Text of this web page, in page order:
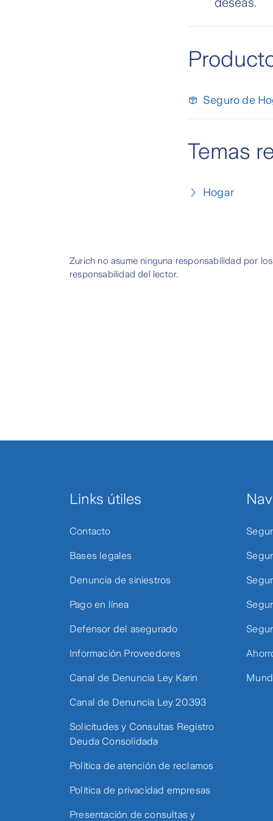
Seguro de
Temas
Hogar
Zurich no asume ninguna responsabilidad por
responsabilidad del lector.
Links útiles
Contacto
Bases legales
Denuncia de siniestros
Pago en línea
Defensor del asegurado
Información Proveedores
Canal de Denuncia Ley Karin
Canal de Denuncia Ley 20.393
Solicitudes y Consultas Registro
Deuda Consolidada
Política de atención de reclamos
Política de privacidad empresas
Presentación de consultas y